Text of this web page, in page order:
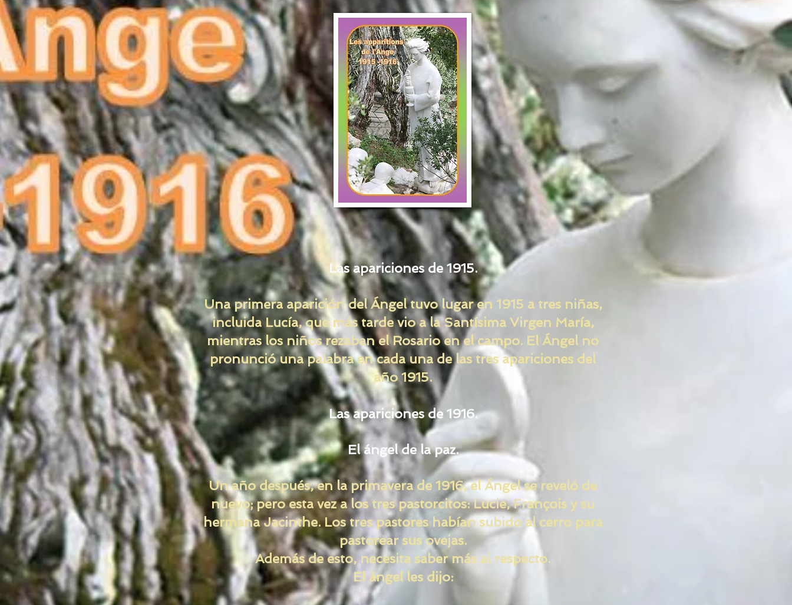
Las apariciones de 1915.
Una primera aparición del Ángel tuvo lugar en 1915 a tres niñas,
incluida Lucía, que más tarde vio a la Santísima Virgen María,
mientras los niños rezaban el Rosario en el campo. El Ángel no
pronunció una palabra en cada una de las tres apariciones del
año 1915.
Las apariciones de 1916.
El ángel de la paz.
Un año después, en la primavera de 1916, el Ángel se reveló de
nuevo; pero esta vez a los tres pastorcitos: Lucie, François y su
hermana Jacinthe. Los tres pastores habían subido al cerro para
pastorear sus ovejas.
Además de esto, necesita saber más al respecto.
El ángel les dijo: